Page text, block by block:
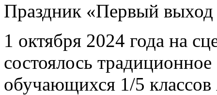
Праздник «Первый выход
1 октября 2024 года на
состоялось
обучающихся 1/5 классов